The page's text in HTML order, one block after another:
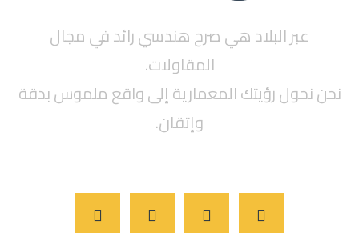
عبر البلاد هي صرح هندسي رائد في مجال
المقاولات.
نحن نحول رؤيتك المعمارية إلى واقع ملموس بدقة
وإتقان.